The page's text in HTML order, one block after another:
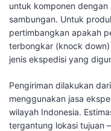
untuk komponen
sambungan. Untuk
pertimbangkan apakah
terbongkar (knock
jenis ekspedisi yang
Pengiriman dilakukan
menggunakan jasa
wilayah Indonesia.
tergantung lokasi tujuan